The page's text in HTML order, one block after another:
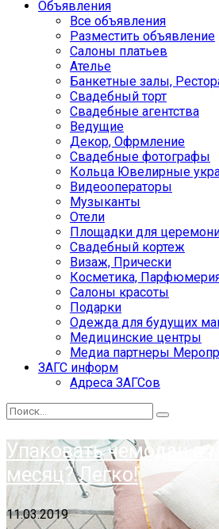
Объявления
Все объявления
Разместить объявление
Салоны платьев
Ателье
Банкетные залы,
Свадебный торт
Свадебные агентства
Ведущие
Декор, Офрмление
Свадебные фотографы
Кольца Ювелирные
Видеооператоры
Музыканты
Отели
Площадки для
Свадебный кортеж
Визаж, Прически
Косметика,
Салоны красоты
Подарки
Одежда для будущих
Медицинские центры
Медиа партнеры
ЗАГС информ
Адреса ЗАГСов
Упаковать чемодан в
месяц? Легко!
11.03.2019